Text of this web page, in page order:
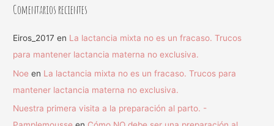
Comentarios recientes
Eiros_2017 en La lactancia mixta no es un fracaso. Trucos
para mantener lactancia materna no exclusiva.
Noe en La lactancia mixta no es un fracaso. Trucos para
mantener lactancia materna no exclusiva.
Nuestra primera visita a la preparación al parto. -